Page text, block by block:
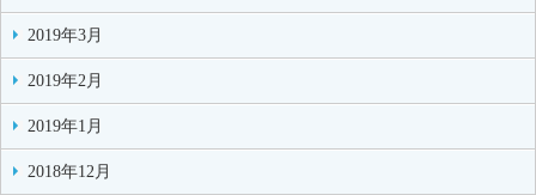
2019年3月
2019年2月
2019年1月
2018年12月